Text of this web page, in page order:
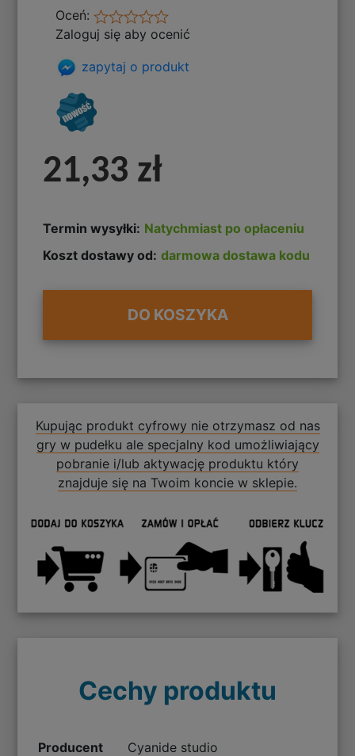
Oceń:
Zaloguj się aby ocenić
zapytaj o produkt
21,33 zł
Termin wysyłki: Natychmiast po opłaceniu
Koszt dostawy od: darmowa dostawa kodu
DO KOSZYKA
Kupując produkt cyfrowy nie otrzymasz od nas
gry w pudełku ale specjalny kod umożliwiający
pobranie i/lub aktywację produktu który
znajduje się na Twoim koncie w sklepie.
Cechy produktu
Producent Cyanide studio